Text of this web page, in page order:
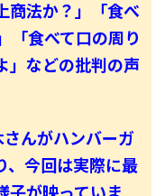
商法か？」「食べ
「食べて口の周り
」などの批判の声
んがハンバーガ
、今回は実際に最